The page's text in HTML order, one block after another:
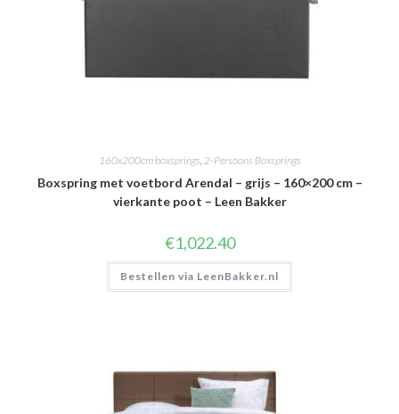
160x200cm boxsprings,2-Persoons Boxsprings
Boxspring met voetbord Arendal – grijs – 160×200 cm –
vierkante poot – Leen Bakker
€1,022.40
Bestellen via LeenBakker.nl